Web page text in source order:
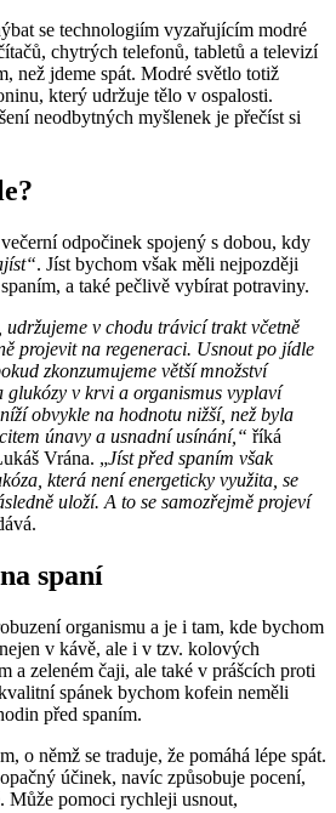
se technologiím vyzařujícím modré
chytrých telefonů, tabletů a televizí
než jdeme spát. Modré světlo totiž
který udržuje tělo v ospalosti.
neodbytných myšlenek je přečíst si
odpočinek spojený s dobou, kdy
. Jíst bychom však měli nejpozději
a také pečlivě vybírat potraviny.
udržujeme v chodu trávicí trakt včetně
projevit na regeneraci. Usnout po jídle
zkonzumujeme větší množství
glukózy v krvi a organismus vyplaví
obvykle na hodnotu nižší, než byla
únavy a usnadní usínání,“ říká
Vrána. „Jíst před spaním však
která není energeticky využita, se
uloží. A to se samozřejmě projeví
spaní
organismu a je i tam, kde bychom
v kávě, ale i v tzv. kolových
a zeleném čaji, ale také v prášcích proti
spánek bychom kofein neměli
před spaním.
o němž se traduje, že pomáhá lépe spát.
účinek, navíc způsobuje pocení,
Může pomoci rychleji usnout,